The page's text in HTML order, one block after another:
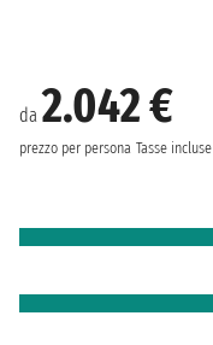
da 2.042 €
prezzo per persona Tasse incluse